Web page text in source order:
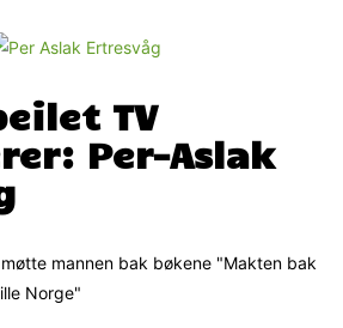
TV
Per-Aslak
mannen bak bøkene "Makten bak
Norge"